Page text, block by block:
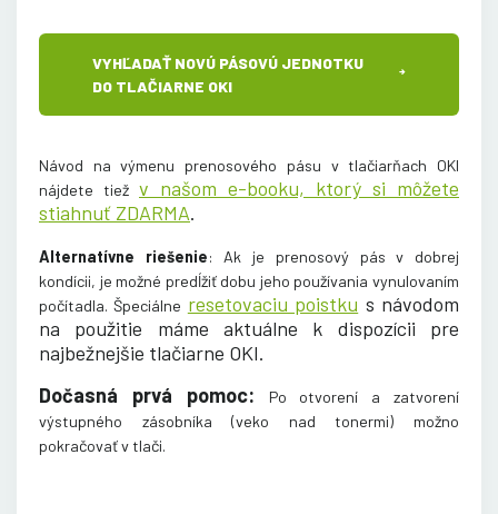
VYHĽADAŤ NOVÚ PÁSOVÚ JEDNOTKU
DO TLAČIARNE OKI
Návod na výmenu prenosového pásu v tlačiarňach OKI
nájdete tiež v našom e-booku, ktorý si môžete
stiahnuť ZDARMA.
Alternatívne riešenie: Ak je prenosový pás v dobrej
kondícii, je možné predĺžiť dobu jeho používania vynulovaním
počítadla. Špeciálne resetovaciu poistku s návodom
na použitie máme aktuálne k dispozícii pre
najbežnejšie tlačiarne OKI.
Dočasná prvá pomoc:
Po otvorení a zatvorení
výstupného zásobníka (veko nad tonermi) možno
pokračovať v tlači.